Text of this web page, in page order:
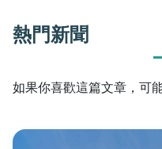
熱門新聞
如果你喜歡這篇文章，可